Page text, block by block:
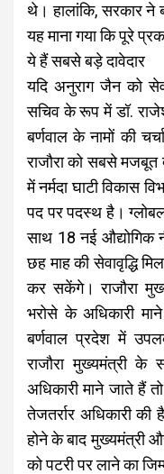
थे। हालांकि, सरकार ने
यह माना गया कि पूरे
ये हैं सबसे बड़े दावेदार
यदि अनुराग जैन को
सचिव के रूप में डॉ.
बर्णवाल के नामों की
राजौरा को सबसे मजबूत
में नर्मदा घाटी विकास
पद पर पदस्थ है।
साथ 18 नई औद्योगिक
छह माह की सेवावृद्धि
कर सकेंगे। राजौरा
भरोसे के अधिकारी
बर्णवाल प्रदेश में
राजौरा मुख्यमंत्री
अधिकारी माने जाते हैं
तेजतर्रार अधिकारी की
होने के बाद मुख्यमंत्री
को पटरी पर लाने का